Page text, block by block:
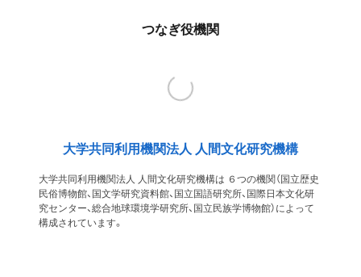
つなぎ役機関
大学共同利用機関法人 人間文化研究機構
大学共同利用機関法人 人間文化研究機構は ６つの機関（国立歴史
民俗博物館、国文学研究資料館、国立国語研究所、国際日本文化研
究センター、総合地球環境学研究所、国立民族学博物館）によって
構成されています。